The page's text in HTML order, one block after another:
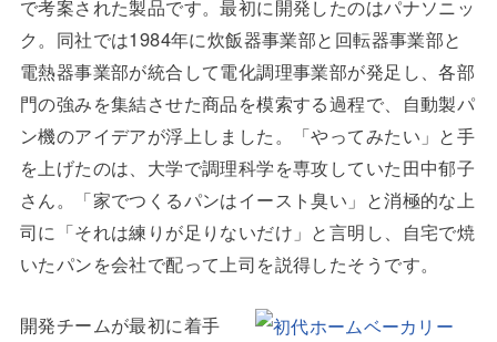
で考案された製品です。最初に開発したのはパナソニッ
ク。同社では1984年に炊飯器事業部と回転器事業部と
電熱器事業部が統合して電化調理事業部が発足し、各部
門の強みを集結させた商品を模索する過程で、自動製パ
ン機のアイデアが浮上しました。「やってみたい」と手
を上げたのは、大学で調理科学を専攻していた田中郁子
さん。「家でつくるパンはイースト臭い」と消極的な上
司に「それは練りが足りないだけ」と言明し、自宅で焼
いたパンを会社で配って上司を説得したそうです。
開発チームが最初に着手